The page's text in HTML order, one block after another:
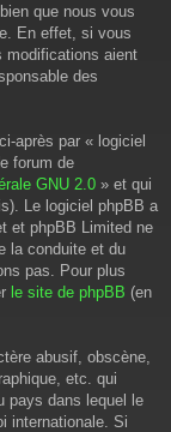
que nous vous
En effet, si vous
modifications aient
des
après par « logiciel
forum de
GNU 2.0 » et qui
Le logiciel phpBB a
et phpBB Limited ne
la conduite et du
pas. Pour plus
le site de phpBB (en
abusif, obscène,
etc. qui
pays dans lequel le
internationale. Si